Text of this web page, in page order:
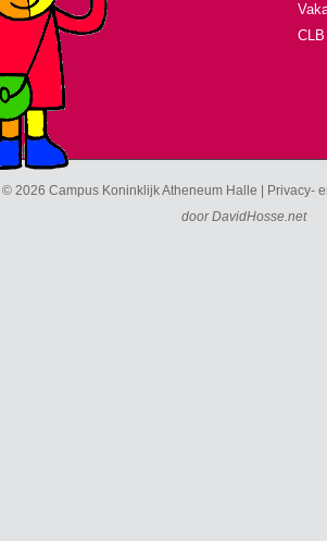
CLB
© 2026 Campus Koninklijk Atheneum Halle | Privacy-
doorDavidHosse.net